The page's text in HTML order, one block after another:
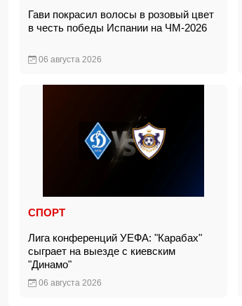
Гави покрасил волосы в розовый цвет
в честь победы Испании на ЧМ-2026
06 августа 2026
СПОРТ
Лига конференций УЕФА: "Карабах"
сыграет на выезде с киевским
"Динамо"
06 августа 2026